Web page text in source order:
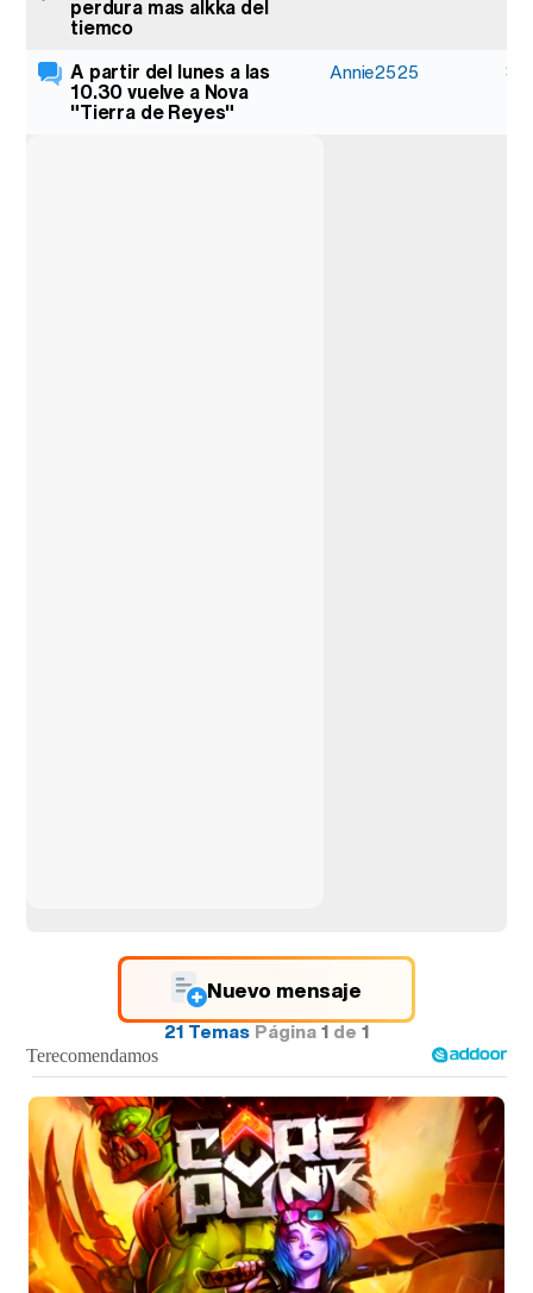
perdura mas alkka del
tiemco
A partir del lunes a las
10.30 vuelve a Nova
"Tierra de Reyes"
Annie2525 3
Nuevo mensaje
21 TemasPágina1de1